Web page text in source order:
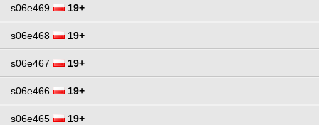
s06e469 19+
s06e468 19+
s06e467 19+
s06e466 19+
s06e465 19+